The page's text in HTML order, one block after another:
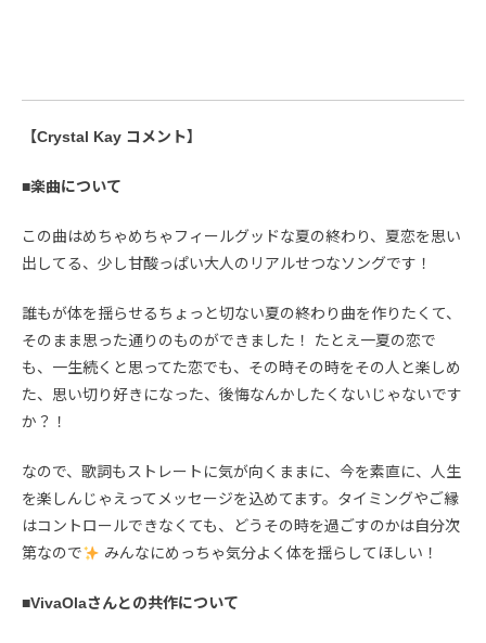
【Crystal Kay コメント】
■楽曲について
この曲はめちゃめちゃフィールグッドな夏の終わり、夏恋を思い
出してる、少し甘酸っぱい大人のリアルせつなソングです！
誰もが体を揺らせるちょっと切ない夏の終わり曲を作りたくて、
そのまま思った通りのものができました！ たとえ一夏の恋で
も、一生続くと思ってた恋でも、その時その時をその人と楽しめ
た、思い切り好きになった、後悔なんかしたくないじゃないです
か？！
なので、歌詞もストレートに気が向くままに、今を素直に、人生
を楽しんじゃえってメッセージを込めてます。タイミングやご縁
はコントロールできなくても、どうその時を過ごすのかは自分次
第なので
みんなにめっちゃ気分よく体を揺らしてほしい！
■VivaOlaさんとの共作について